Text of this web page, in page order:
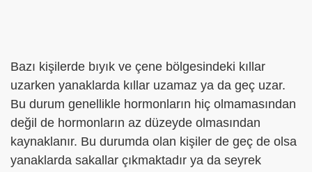
Bazı kişilerde bıyık ve çene bölgesindeki kıllar
uzarken yanaklarda kıllar uzamaz ya da geç uzar.
Bu durum genellikle hormonların hiç olmamasından
değil de hormonların az düzeyde olmasından
kaynaklanır. Bu durumda olan kişiler de geç de olsa
yanaklarda sakallar çıkmaktadır ya da seyrek